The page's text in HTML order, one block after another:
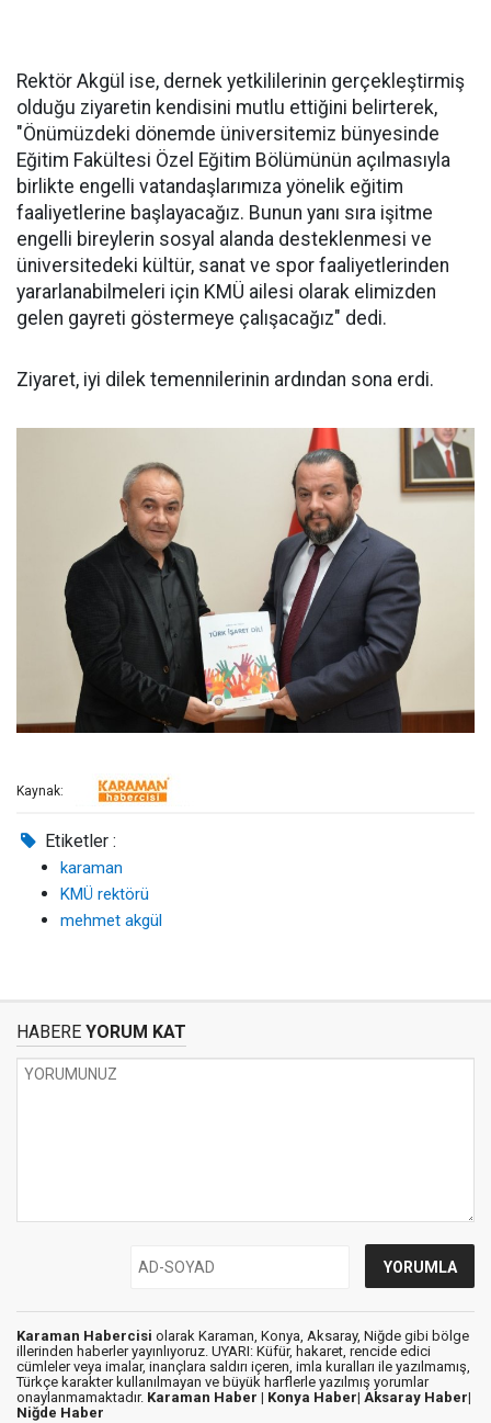
Rektör Akgül ise, dernek yetkililerinin gerçekleştirmiş
olduğu ziyaretin kendisini mutlu ettiğini belirterek,
"Önümüzdeki dönemde üniversitemiz bünyesinde
Eğitim Fakültesi Özel Eğitim Bölümünün açılmasıyla
birlikte engelli vatandaşlarımıza yönelik eğitim
faaliyetlerine başlayacağız. Bunun yanı sıra işitme
engelli bireylerin sosyal alanda desteklenmesi ve
üniversitedeki kültür, sanat ve spor faaliyetlerinden
yararlanabilmeleri için KMÜ ailesi olarak elimizden
gelen gayreti göstermeye çalışacağız" dedi.
Ziyaret, iyi dilek temennilerinin ardından sona erdi.
Kaynak:
Etiketler :
karaman
KMÜ rektörü
mehmet akgül
HABERE YORUM KAT
Karaman Habercisi olarak Karaman, Konya, Aksaray, Niğde gibi bölge
illerinden haberler yayınlıyoruz. UYARI: Küfür, hakaret, rencide edici
cümleler veya imalar, inançlara saldırı içeren, imla kuralları ile yazılmamış,
Türkçe karakter kullanılmayan ve büyük harflerle yazılmış yorumlar
onaylanmamaktadır. Karaman Haber | Konya Haber| Aksaray Haber|
Niğde Haber